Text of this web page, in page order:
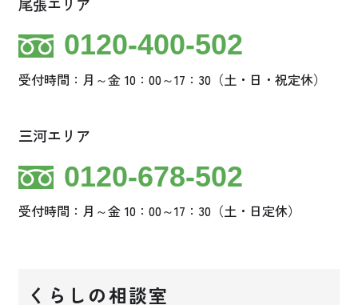
尾張エリア
0120-400-502
受付時間：月～金 10：00～17：30（土・日・祝定休）
三河エリア
0120-678-502
受付時間：月～金 10：00～17：30（土・日定休）
くらしの相談室